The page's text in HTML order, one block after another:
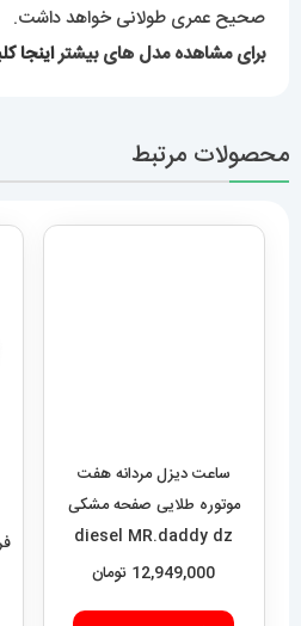
ساعت دیزل مردانه هفت
موتوره طلایی صفحه مشکی
diesel MR.daddy dz